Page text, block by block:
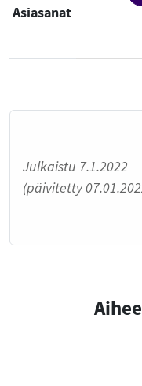
Asiasanat
Julkaistu 7.1.2022
(päivitetty